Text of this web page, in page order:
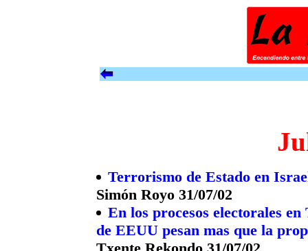
Terrorismo de Estado en
Simón Royo 31/07/02
En los procesos electorales
de EEUU pesan mas que la